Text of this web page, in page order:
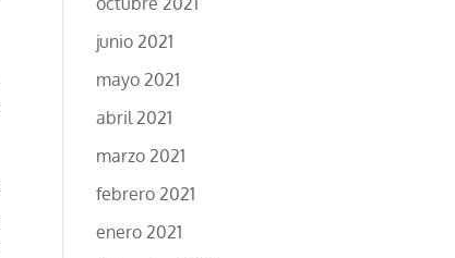
junio 2021
mayo 2021
abril 2021
marzo 2021
febrero 2021
enero 2021